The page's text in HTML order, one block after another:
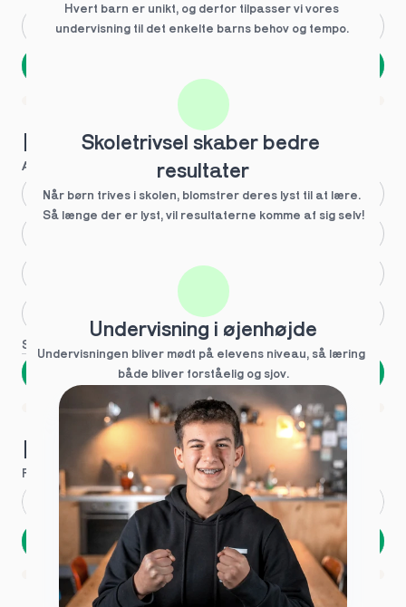
2.g Andet
Spring over
1 ud af 9 for at finde den rette tutor
Hvilke behov?
Anbefalet til dig
Fagligt boost
Se flere
Næste
Spring over
1 ud af 9 for at finde den rette tutor
Hvad hedder du?
Fornavn Efternavn*
Næste
Opbevares sikkert - oplysninger deles aldrig
1 ud af 9 for at finde den rette tutor
Hvert barn er unikt, og derfor tilpasser vi vores
undervisning til det enkelte barns behov og tempo.
Skoletrivsel skaber bedre
resultater
Når børn trives i skolen, blomstrer deres lyst til at lære.
Så længe der er lyst, vil resultaterne komme af sig selv!
Undervisning i øjenhøjde
Undervisningen bliver mødt på elevens niveau, så læring
både bliver forståelig og sjov.